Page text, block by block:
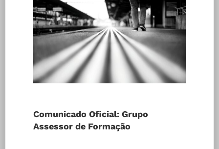
Comunicado Oficial: Grupo
Assessor de Formação